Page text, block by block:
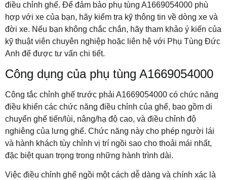
điều chỉnh ghế. Để đảm bảo phụ tùng A1669054000 phù
hợp với xe của bạn, hãy kiểm tra kỹ thông tin về dòng xe và
đời xe. Nếu bạn không chắc chắn, hãy tham khảo ý kiến của
kỹ thuật viên chuyên nghiệp hoặc liên hệ với Phụ Tùng Đức
Anh để được tư vấn chi tiết.
Công dụng của phụ tùng A1669054000
Công tắc chỉnh ghế trước phải A1669054000 có chức năng
điều khiển các chức năng điều chỉnh của ghế, bao gồm di
chuyển ghế tiến/lùi, nâng/hạ độ cao, và điều chỉnh độ
nghiêng của lưng ghế. Chức năng này cho phép người lái
và hành khách tùy chỉnh vị trí ngồi sao cho thoải mái nhất,
đặc biệt quan trọng trong những hành trình dài.
Việc điều chỉnh ghế ngồi một cách dễ dàng và chính xác là